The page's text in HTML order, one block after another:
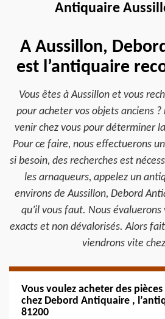
Antiquaire
A Aussillon,
est l’antiquaire
Vous êtes à Aussillon et vous
pour acheter vos objets anciens
venir chez vous pour déterminer
Pour ce faire, nous effectuerons
si besoin, des recherches est
les arnaqueurs, appelez un
environs de Aussillon, Debord
qu’il vous faut. Nous
exacts et non dévalorisés. Alors
viendrons vite
Vous voulez acheter des
chez Debord Antiquaire ,
81200